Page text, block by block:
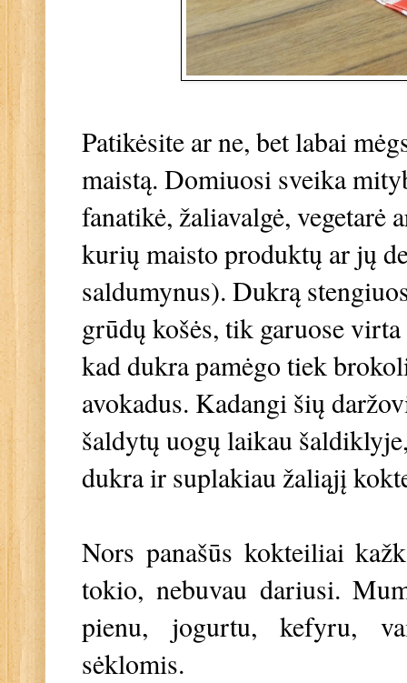
Patikėsite ar ne, bet labai
maistą. Domiuosi sveika
fanatikė, žaliavalgė,
kurių maisto produktų ar jų
saldumynus). Dukrą
grūdų košės, tik garuose
kad dukra pamėgo tiek
avokadus. Kadangi šių
šaldytų uogų laikau
dukra ir suplakiau žaliąjį
Nors panašūs kokteiliai
tokio, nebuvau dariusi.
pienu, jogurtu, kefyru,
sėklomis.